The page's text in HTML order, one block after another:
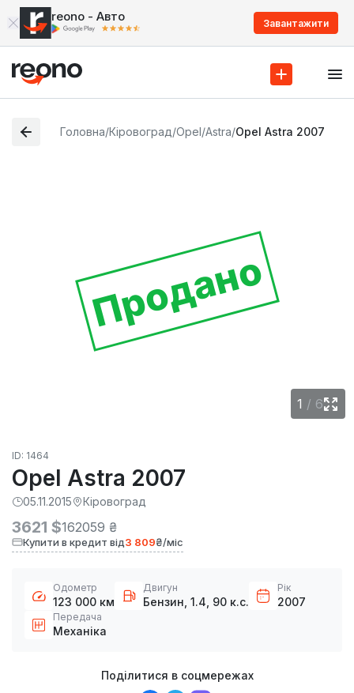
reono - Авто Завантажити
Головна/Кіровоград/Opel/Astra/Opel Astra 2007
Продано
1 / 6
ID: 1464
Opel Astra 2007
05.11.2015 Кіровоград
3621 $162059 ₴
Купити в кредит від3 809₴/міс
Одометр
123 000 км
Двигун
Бензин, 1.4, 90 к.с.
Рік
2007
Передача
Механіка
Поділитися в соцмережах